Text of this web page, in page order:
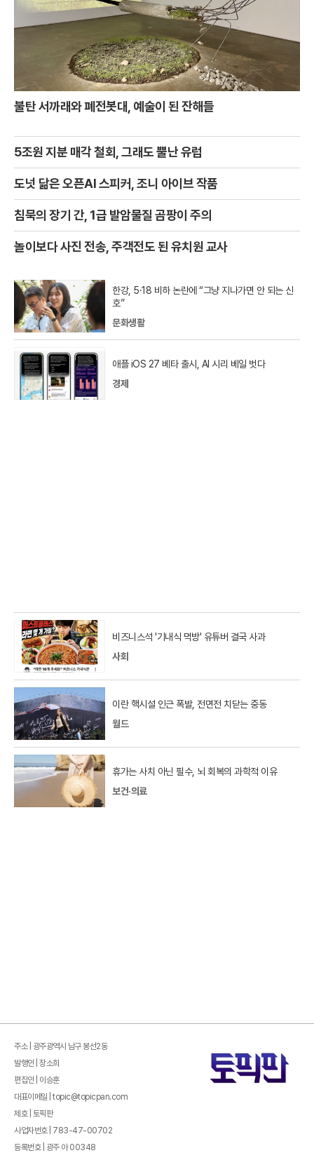
불탄 서까래와 폐전봇대, 예술이 된 잔해들
5조원 지분 매각 철회, 그래도 뿔난 유럽
도넛 닮은 오픈AI 스피커, 조니 아이브 작품
침묵의 장기 간, 1급 발암물질 곰팡이 주의
놀이보다 사진 전송, 주객전도 된 유치원 교사
한강, 5·18 비하 논란에 “그냥 지나가면 안 되는 신
호”
문화생활
애플 iOS 27 베타 출시, AI 시리 베일 벗다
경제
비즈니스석 '기내식 먹방' 유튜버 결국 사과
사회
이란 핵시설 인근 폭발, 전면전 치닫는 중동
월드
휴가는 사치 아닌 필수, 뇌 회복의 과학적 이유
보건·의료
주소 | 광주광역시 남구 봉선2동
발행인 | 장소희
편집인 | 이승훈
대표이메일 | topic@topicpan.com
제호 | 토픽판
사업자번호 | 783-47-00702
등록번호 | 광주 아 00348